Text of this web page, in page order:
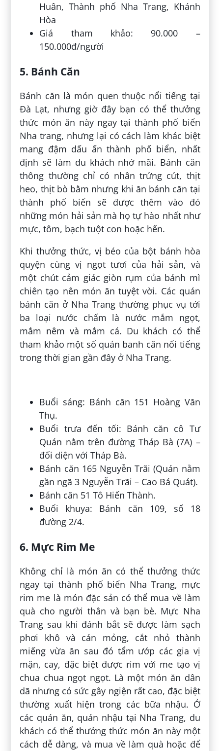
Huân, Thành phố Nha Trang, Khánh
Hòa
Giá tham khảo: 90.000 –
150.000đ/người
5. Bánh Căn
Bánh căn là món quen thuộc nổi tiếng tại
Đà Lạt, nhưng giờ đây bạn có thể thưởng
thức món ăn này ngay tại thành phố biển
Nha trang, nhưng lại có cách làm khác biệt
mang đậm dấu ấn thành phố biển, nhất
định sẽ làm du khách nhớ mãi. Bánh căn
thông thường chỉ có nhân trứng cút, thịt
heo, thịt bò bằm nhưng khi ăn bánh căn tại
thành phố biển sẽ được thêm vào đó
những món hải sản mà họ tự hào nhất như
mực, tôm, bạch tuột con hoặc hến.
Khi thưởng thức, vị béo của bột bánh hòa
quyện cùng vị ngọt tươi của hải sản, và
một chút cảm giác giòn rụm của bánh mì
chiên tạo nên món ăn tuyệt vời. Các quán
bánh căn ở Nha Trang thường phục vụ tới
ba loại nước chấm là nước mắm ngọt,
mắm nêm và mắm cá. Du khách có thể
tham khảo một số quán banh căn nổi tiếng
trong thời gian gần đây ở Nha Trang.
Buổi sáng: Bánh căn 151 Hoàng Văn
Thụ.
Buổi trưa đến tối: Bánh căn cô Tư
Quán nằm trên đường Tháp Bà (7A) –
đối diện với Tháp Bà.
Bánh căn 165 Nguyễn Trãi (Quán nằm
gần ngã 3 Nguyễn Trãi – Cao Bá Quát).
Bánh căn 51 Tô Hiến Thành.
Buổi khuya: Bánh căn 109, số 18
đường 2/4.
6. Mực Rim Me
Không chỉ là món ăn có thể thưởng thức
ngay tại thành phố biển Nha Trang, mực
rim me là món đặc sản có thể mua về làm
quà cho người thân và bạn bè. Mực Nha
Trang sau khi đánh bắt sẽ được làm sạch
phơi khô và cán mỏng, cắt nhỏ thành
miếng vừa ăn sau đó tẩm ướp các gia vị
mặn, cay, đặc biệt được rim với me tạo vị
chua chua ngọt ngọt. Là một món ăn dân
dã nhưng có sức gây ngiện rất cao, đặc biệt
thường xuất hiện trong các bữa nhậu. Ở
các quán ăn, quán nhậu tại Nha Trang, du
khách có thể thưởng thức món ăn này một
cách dễ dàng, và mua về làm quà hoặc để